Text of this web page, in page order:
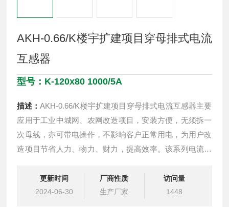
AKH-0.66/K楼宇扩建项目穿母排式电流
互感器
型号：K-120x80 1000/5A
描述：AKH-0.66/K楼宇扩建项目穿母排式电流互感器主要
应用于工业中城网、农网改造项目，安装方便，无须拆一
次母线，亦可带电操作，不影响客户正常用电，为用户改
造项目节省人力、物力、财力，提高效率。该系列电流互
更新时间
2024-06-30
厂商性质
生产厂家
访问量
1448